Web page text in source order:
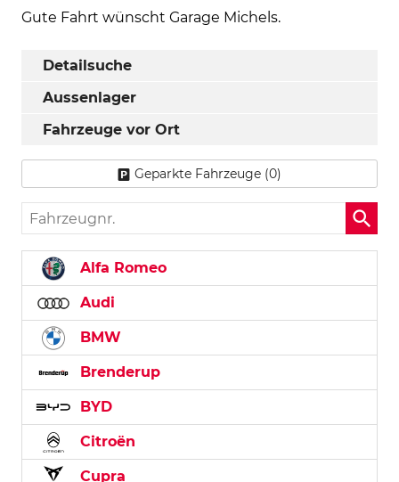
Gute Fahrt wünscht Garage Michels.
Detailsuche
Aussenlager
Fahrzeuge vor Ort
Geparkte Fahrzeuge (0)
Fahrzeugnr.
Alfa Romeo
Audi
BMW
Brenderup
BYD
Citroën
Cupra